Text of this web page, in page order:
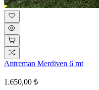
Antreman Merdiven 6 mt
1.650,00 ₺